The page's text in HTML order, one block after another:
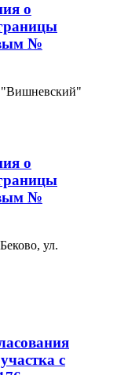
о
№
"Вишневский"
о
№
ул.
с